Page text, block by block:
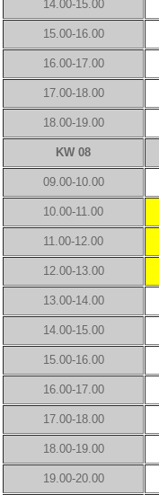
14.00-15.00
15.00-16.00
16.00-17.00
17.00-18.00
18.00-19.00
KW 08
09.00-10.00
10.00-11.00
11.00-12.00
12.00-13.00
13.00-14.00
14.00-15.00
15.00-16.00
16.00-17.00
17.00-18.00
18.00-19.00
19.00-20.00